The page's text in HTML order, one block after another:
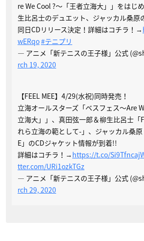
re We Cool ?～「王者立海大」」をはじ
生比呂士のデュエット、ジャッカル桑原
同日CDリリース決定！詳細はコチラ！→
wERqo#テニプリ
— アニメ「新テニスの王子様」公式
rch 19, 2020
【FEEL MEE】4/29(水祝)同時発売！
立海オールスターズ「ベスフェス～Are
立海大」」、真田弦一郎＆柳生比呂士「
れら立海の範として-」、ジャッカル桑原
E」のCDジャケット情報が到着!!
詳細はコチラ！→ https://t.co/
tter.com/URi1ozkTGz
— アニメ「新テニスの王子様」公式
rch 29, 2020